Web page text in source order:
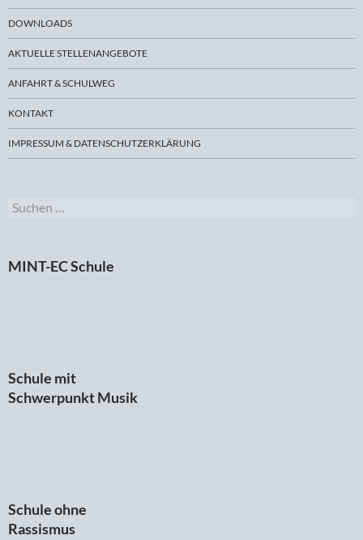
DOWNLOADS
AKTUELLE STELLENANGEBOTE
ANFAHRT & SCHULWEG
KONTAKT
IMPRESSUM & DATENSCHUTZERKLÄRUNG
Suchen
MINT-EC Schule
Schule mit
Schwerpunkt Musik
Schule ohne
Rassismus